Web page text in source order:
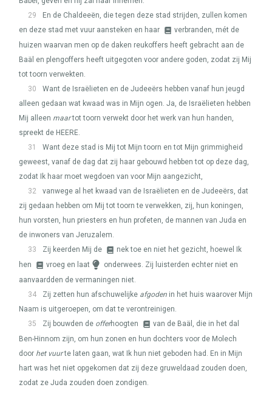
29
En de Chaldeeën, die tegen deze stad strijden, zullen komen
en deze stad met vuur aansteken en haar
verbranden, mét de
huizen waarvan men op de daken reukoffers heeft gebracht aan de
Baäl en plengoffers heeft uitgegoten voor andere goden, zodat zij Mij
tot toorn verwekten.
30
Want de Israëlieten en de Judeeërs hebben vanaf hun jeugd
alleen gedaan wat kwaad was in Mijn ogen. Ja, de Israëlieten hebben
Mij alleen maartot toorn verwekt door het werk van hun handen,
spreekt de HEERE.
31
Want deze stad is Mij tot Mijn toorn en tot Mijn grimmigheid
geweest, vanaf de dag dat zij haar gebouwd hebben tot op deze dag,
zodat Ik haar moet wegdoen van voor Mijn aangezicht,
32
vanwege al het kwaad van de Israëlieten en de Judeeërs, dat
zij gedaan hebben om Mij tot toorn te verwekken, zij, hun koningen,
hun vorsten, hun priesters en hun profeten, de mannen van Juda en
de inwoners van Jeruzalem.
33
Zij keerden Mij de
nek toe en niet het gezicht, hoewel Ik
hen
vroeg en laat
onderwees. Zij luisterden echter niet en
aanvaardden de vermaningen niet.
34
Zij zetten hun afschuwelijke afgoden in het huis waarover Mijn
Naam is uitgeroepen, om dat te verontreinigen.
35
Zij bouwden de offerhoogten
van de Baäl, die in het dal
Ben-Hinnom zijn, om hun zonen en hun dochters voor de Molech
door het vuurte laten gaan, wat Ik hun niet geboden had. En in Mijn
hart was het niet opgekomen dat zij deze gruweldaad zouden doen,
zodat ze Juda zouden doen zondigen.